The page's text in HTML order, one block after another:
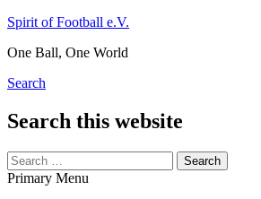
Skip
content
Spirit of Football e.V.
One Ball, One World
Search
Search this website
Search
for:
Primary Menu